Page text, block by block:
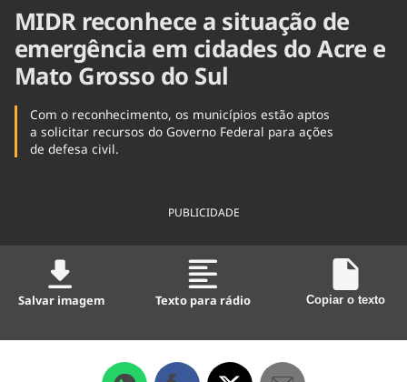
MIDR reconhece a situação de
emergência em cidades do Acre e
Mato Grosso do Sul
Com o reconhecimento, os municípios estão aptos
a solicitar recursos do Governo Federal para ações
de defesa civil.
PUBLICIDADE
Salvar imagem Texto para rádio Copiar o texto